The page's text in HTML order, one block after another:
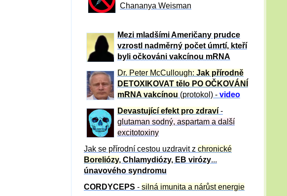
Chananya Weisman
Mezi mladšími Američany prudce
vzrostl nadměrný počet úmrtí, kteří
byli očkováni vakcínou mRNA
Dr. Peter McCullough: Jak přírodně
DETOXIKOVAT tělo PO OČKOVÁNÍ
mRNA vakcínou (protokol) - video
Devastující efekt pro zdraví-
glutaman sodný, aspartam a další
excitotoxiny
Jak se přírodní cestou uzdravit z chronické
Boreliózy, Chlamydiózy, EB virózy...
únavového syndromu
CORDYCEPS - silná imunita a nárůst energie